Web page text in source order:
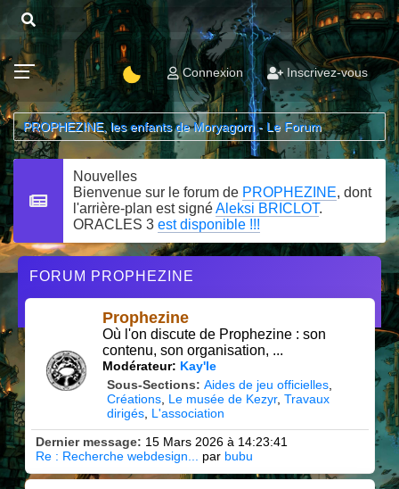
Connexion Inscrivez-vous
PROPHEZINE, les enfants de Moryagorn - Le Forum
Nouvelles
Bienvenue sur le forum de PROPHEZINE, dont
l'arrière-plan est signéAleksi BRICLOT.
ORACLES 3 est disponible !!!
FORUM PROPHEZINE
Prophezine
Où l'on discute de Prophezine : son
contenu, son organisation, ...
Modérateur: Kay'le
Sous-Sections
Aides de jeu officielles
Créations Le musée de Kezyr Travaux
dirigés L'association
Dernier message: 15 Mars 2026 à 14:23:41
Re : Recherche webdesign...
par bubu